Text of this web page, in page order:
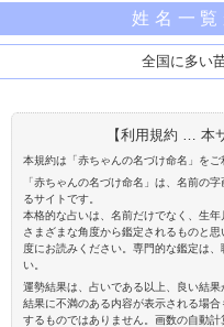
姓名一
全国に多い
【利用規約 … 本
本規約は「赤ちゃんの名づけ命名」を
「赤ちゃんの名づけ命名」は、名前の
るサイトです。
本格的な占いは、名前だけでなく、生
さまざまな角度から鑑定されるものと
度にお読みください。専門的な鑑定は
い。
運勢結果は、占いである以上、良い結
結果に不満のある内容が表示される場
するものではありません。画数の自動計